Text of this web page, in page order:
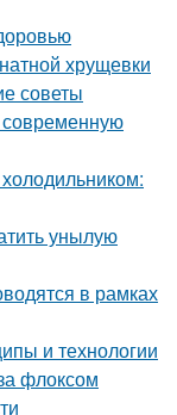
хрущевки
советы
современную
унылую
в рамках
и технологии
флоксом